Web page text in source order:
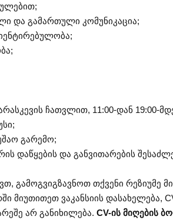
და გამართული კომუნიკაცია;
ჩათვლით, 11:00-დან 19:00-
გარემო;
დაწყების და განვითარების
გამოგვიგზავნოთ თქვენი რეზიუმე
ვაკანსიის დასახელება,
არ განიხილება. CV-ის მიღების